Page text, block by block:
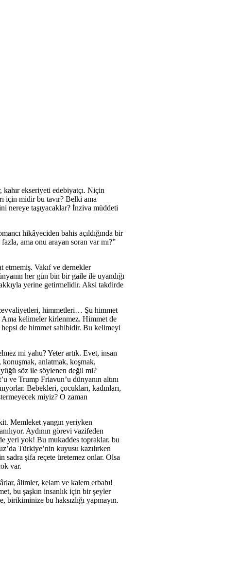
ekseriyeti edebiyatçı. Niçin
için midir bu tavır? Belki ama
nereye taşıyacaklar? İnziva müddeti
hikâyeciden bahis açıldığında bir
ama onu arayan soran var mı?”
etmemiş. Vakıf ve dernekler
her gün bin bir gaile ile uyandığı
yerine getirmelidir. Aksi takdirde
cevvaliyetleri, himmetleri… Şu himmet
Ama kelimeler kirlenmez. Himmet de
de himmet sahibidir. Bu kelimeyi
mi yahu? Yeter artık. Evet, insan
anlatmak, koşmak,
söz ile söylenen değil mi?
ve Trump Friavun’u dünyanın altını
Bebekleri, çocukları, kadınları,
miyiz? O zaman
Memleket yangın yeriyken
Aydının görevi vazifeden
yeri yok! Bu mukaddes topraklar, bu
Türkiye’nin kuyusu kazılırken
sadra şifa reçete üretemez onlar. Olsa
var.
âlimler, kelam ve kalem erbabı!
bu şaşkın insanlık için bir şeyler
birikiminize bu haksızlığı yapmayın.